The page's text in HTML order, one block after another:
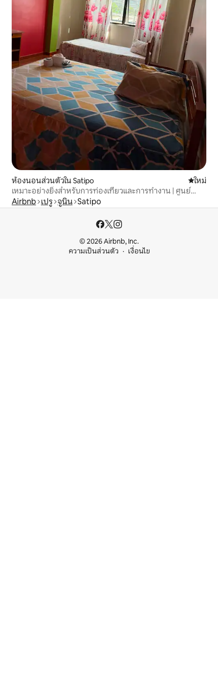
ห้องนอนส่วนตัวใน Satipo ที่พักใหม่
ใหม่
เหมาะอย่างยิ่งสำหรับการท่องเที่ยวและการทำงาน | ศูนย์
Satipo
Airbnb เปรู จูนิน Satipo
© 2026 Airbnb, Inc.
ความเป็นส่วนตัว
เงื่อนไข